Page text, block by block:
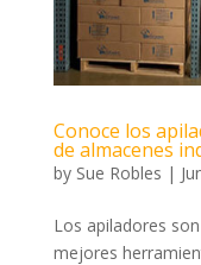
Conoce los
de almacenes
by Sue Robles |
Los apiladores
mejores